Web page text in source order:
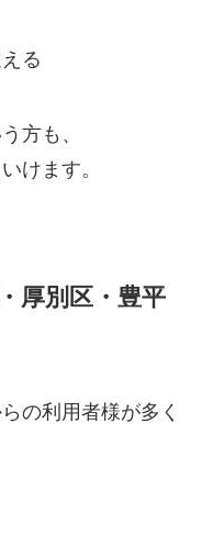
る
方も、
けます。
厚別区・豊平
の利用者様が多く